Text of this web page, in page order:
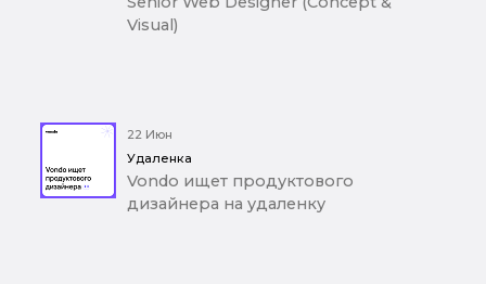
Visual)
22 Июн
Удаленка
Vondo ищет продуктового
дизайнера на удаленку